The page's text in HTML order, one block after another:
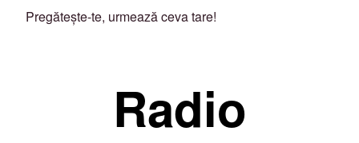
Pregătește-te, urmează ceva tare!
Radio